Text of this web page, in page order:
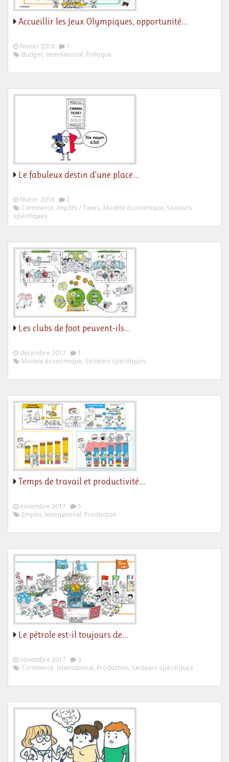
Accueillir les Jeux Olympiques, opportunité…
février 2018
1
Budget, International, Politique
Le fabuleux destin d’une place…
février 2018
2
Commerce, Impôts / Taxes, Modèle économique, Secteurs
spécifiques
Les clubs de foot peuvent-ils…
décembre 2017
1
Modèle économique, Secteurs spécifiques
Temps de travail et productivité…
novembre 2017
5
Emploi, International, Production
Le pétrole est-il toujours de…
novembre 2017
3
Commerce, International, Production, Secteurs spécifiques